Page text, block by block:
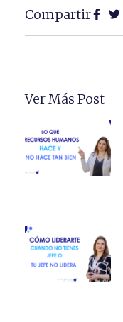
Compartir
Ver Más Post